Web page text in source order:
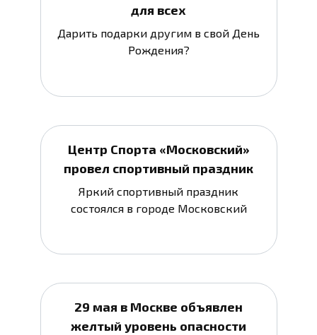
для всех
Дарить подарки другим в свой День
Рождения?
Центр Спорта «Московский»
провел спортивный праздник
Яркий спортивный праздник
состоялся в городе Московский
29 мая в Москве объявлен
желтый уровень опасности